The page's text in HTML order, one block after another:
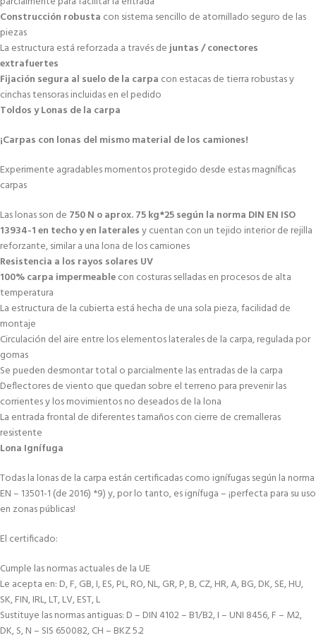
Construcción robusta con sistema sencillo de atornillado seguro de las
piezas
La estructura está reforzada a través dejuntas / conectores
extrafuertes
Fijación segura al suelo de la carpa con estacas de tierra robustas y
cinchas tensoras incluidas en el pedido
Toldos y Lonas de la carpa
¡Carpas con lonas del mismo material de los camiones!
Experimente agradables momentos protegido desde estas magníficas
carpas
Las lonas son de 750 N o aprox. 75 kg*25 según la norma DIN EN ISO
13934-1 en techo y en lateralesy cuentan con un tejido interior de rejilla
reforzante, similar a una lona de los camiones
Resistencia a los rayos solares UV
100% carpa impermeablecon costuras selladas en procesos de alta
temperatura
La estructura de la cubierta está hecha de una sola pieza, facilidad de
montaje
Circulación del aire entre los elementos laterales de la carpa, regulada por
gomas
Se pueden desmontar total o parcialmente las entradas de la carpa
Deflectores de viento que quedan sobre el terreno para prevenir las
corrientes y los movimientos no deseados de la lona
La entrada frontal de diferentes tamaños con cierre de cremalleras
resistente
Lona Ignífuga
Todas la lonas de la carpa están certificadas como ignífugas según la norma
EN – 13501-1 (de 2016) *9) y, por lo tanto, es ignífuga – ¡perfecta para su uso
en zonas públicas!
El certificado:
Cumple las normas actuales de la UE
Le acepta en: D, F, GB, I, ES, PL, RO, NL, GR, P, B, CZ, HR, A, BG, DK, SE, HU,
SK, FIN, IRL, LT, LV, EST, L
Sustituye las normas antiguas: D – DIN 4102 – B1/B2, I – UNI 8456, F – M2,
DK, S, N – SIS 650082, CH – BKZ 5.2